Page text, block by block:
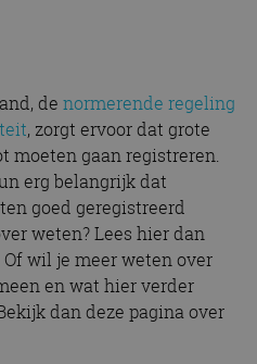
de normerende regeling
, zorgt ervoor dat grote
moeten gaan registreren.
erg belangrijk dat
goed geregistreerd
weten? Lees hier dan
Of wil je meer weten over
en wat hier verder
dan deze pagina over